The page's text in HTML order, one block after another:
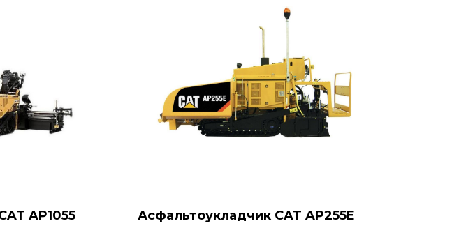
AP1055 Асфальтоукладчик CAT AP255E